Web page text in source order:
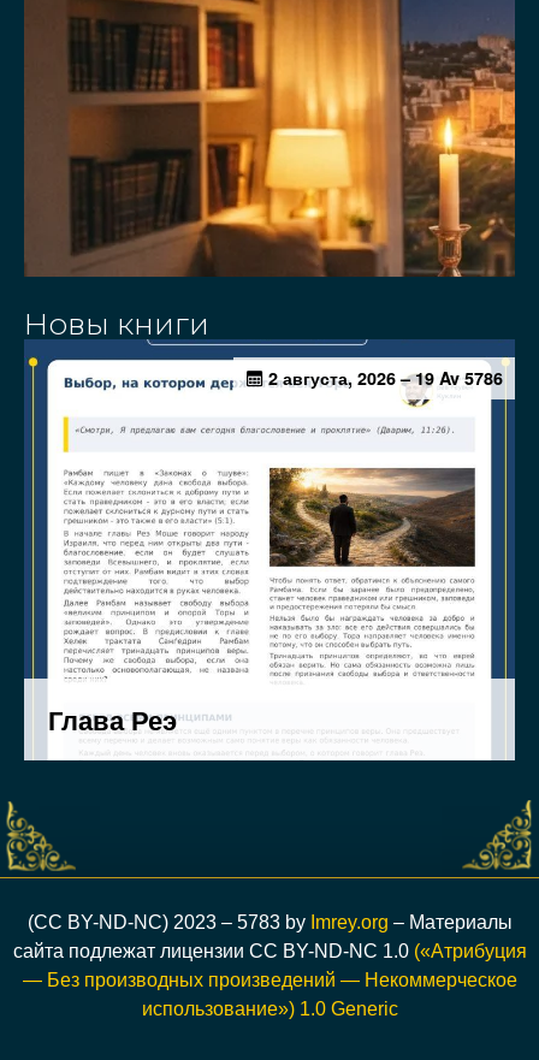
Новы книги
(CC BY-ND-NC) 2023 – 5783 by Imrey.org – Материалы
сайта подлежат лицензии CC BY-ND-NC 1.0(«Атрибуция
— Без производных произведений — Некоммерческое
использование») 1.0 Generic